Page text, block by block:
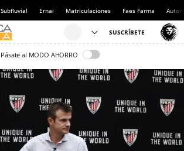
Subfluvial Ernai Matriculaciones Faes Farma
Pásate al MODO AHORRO